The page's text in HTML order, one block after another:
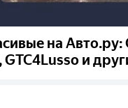
на Авто.ру:
и